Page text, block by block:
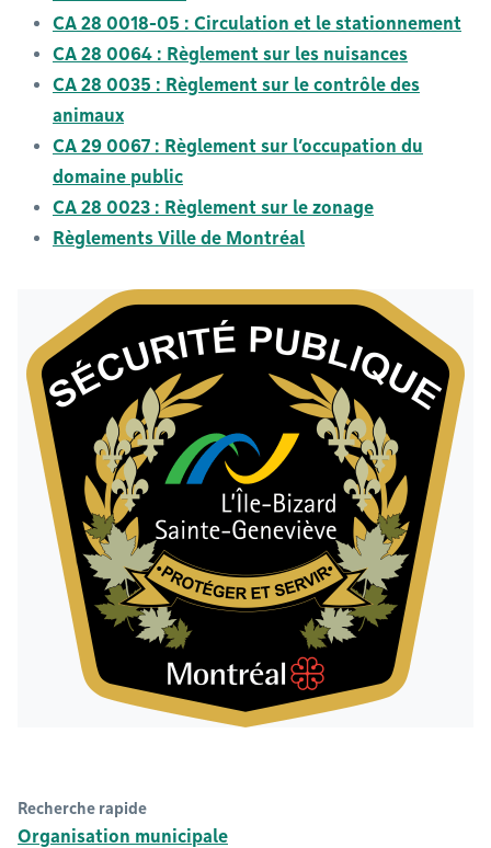
CA 28 0018-05 : Circulation et le stationnement
CA 28 0064 : Règlement sur les nuisances
CA 28 0035 : Règlement sur le contrôle des
animaux
CA 29 0067 : Règlement sur l’occupation du
domaine public
CA 28 0023 : Règlement sur le zonage
Règlements Ville de Montréal
Recherche rapide
Organisation municipale